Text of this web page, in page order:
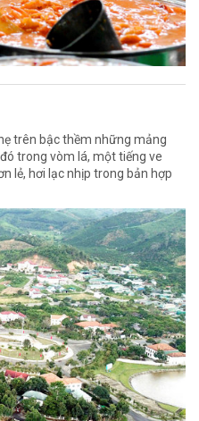
trên bậc thềm những mảng
trong vòm lá, một tiếng ve
lẻ, hơi lạc nhịp trong bản hợp